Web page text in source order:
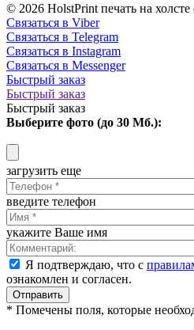
© 2026 HolstPrint печать на холсте
Связаться в Viber
Связаться в Telegram
Связаться в Instagram
Связаться в Messenger
Быстрый заказ
Быстрый заказ
Быстрый заказ
Выберите фото (до 30 Мб.):
загрузить еще
введите телефон
укажите Ваше имя
Я подтверждаю, что с
ознакомлен и согласен.
Отправить
* Помечены поля, которые